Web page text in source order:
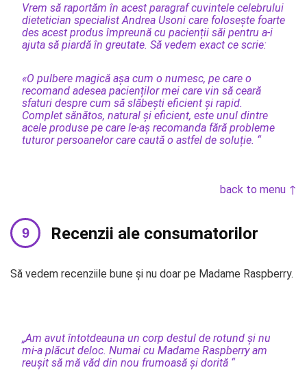
Vrem să raportăm în acest paragraf cuvintele celebrului
dietetician specialist Andrea Usoni care folosește foarte
des acest produs împreună cu pacienții săi pentru a-i
ajuta să piardă în greutate. Să vedem exact ce scrie:
«O pulbere magică așa cum o numesc, pe care o
recomand adesea pacienților mei care vin să ceară
sfaturi despre cum să slăbești eficient și rapid.
Complet sănătos, natural și eficient, este unul dintre
acele produse pe care le-aș recomanda fără probleme
tuturor persoanelor care caută o astfel de soluție. “
back to menu ↑
Recenzii ale consumatorilor
Să vedem recenziile bune și nu doar pe Madame Raspberry.
„Am avut întotdeauna un corp destul de rotund și nu
mi-a plăcut deloc. Numai cu Madame Raspberry am
reușit să mă văd din nou frumoasă și dorită “